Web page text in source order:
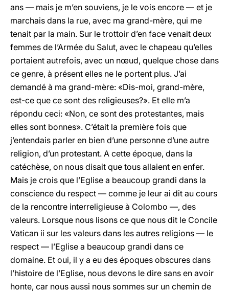
ans — mais je m’en souviens, je le vois encore — et je
marchais dans la rue, avec ma grand-mère, qui me
tenait par la main. Sur le trottoir d’en face venait deux
femmes de l’Armée du Salut, avec le chapeau qu’elles
portaient autrefois, avec un nœud, quelque chose dans
ce genre, à présent elles ne le portent plus. J’ai
demandé à ma grand-mère: «Dis-moi, grand-mère,
est-ce que ce sont des religieuses?». Et elle m’a
répondu ceci: «Non, ce sont des protestantes, mais
elles sont bonnes». C’était la première fois que
j’entendais parler en bien d’une personne d’une autre
religion, d’un protestant. A cette époque, dans la
catéchèse, on nous disait que tous allaient en enfer.
Mais je crois que l’Eglise a beaucoup grandi dans la
conscience du respect — comme je leur ai dit au cours
de la rencontre interreligieuse à Colombo —, des
valeurs. Lorsque nous lisons ce que nous dit le Concile
Vatican ii sur les valeurs dans les autres religions — le
respect — l’Eglise a beaucoup grandi dans ce
domaine. Et oui, il y a eu des époques obscures dans
l’histoire de l’Eglise, nous devons le dire sans en avoir
honte, car nous aussi nous sommes sur un chemin de